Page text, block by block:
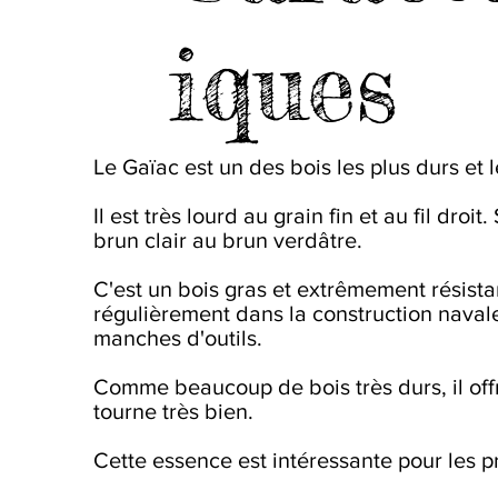
Le Gaïac est un des bois les plus durs et
Il est très lourd au grain fin et au fil droit.
brun clair au brun verdâtre.
C'est un bois gras et extrêmement
régulièrement dans la construction
manches d'outils.
Comme beaucoup de bois très durs, il
tourne très bien.
Cette essence est intéressante pour les
iques